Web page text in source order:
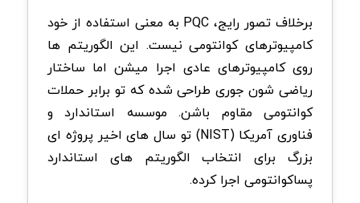
برخلاف تصور رایج، PQC به معنی استفاده از خود
کامپیوترهای کوانتومی نیست. این الگوریتم ها
روی کامپیوترهای عادی اجرا میشن اما ساختار
ریاضی شون جوری طراحی شده که تو برابر حملات
کوانتومی مقاوم باشن. موسسه استاندارد و
فناوری آمریکا (NIST) تو سال های اخیر پروژه ای
بزرگ برای انتخاب الگوریتم های استاندارد
پساکوانتومی اجرا کرده.